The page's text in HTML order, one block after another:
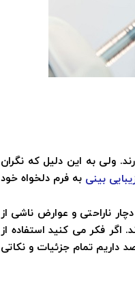
ولی به این دلیل که نگران
بینی به فرم دلخواه خود
ناراحتی و عوارض ناشی از
فکر می کنید استفاده از
داریم تمام جزئیات و نکاتی